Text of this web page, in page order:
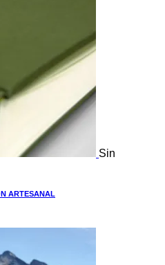
Sin
ARTESANAL